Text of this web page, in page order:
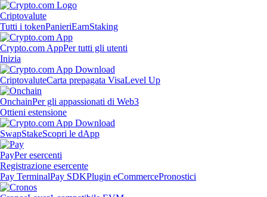
Criptovalute
Tutti i tokenPanieriEarnStaking
Crypto.com AppPer tutti gli utenti
Inizia
CriptovaluteCarta prepagata VisaLevel Up
OnchainPer gli appassionati di Web3
Ottieni estensione
SwapStakeScopri le dApp
PayPer esercenti
Registrazione esercente
Pay TerminalPay SDKPlugin eCommercePronostici